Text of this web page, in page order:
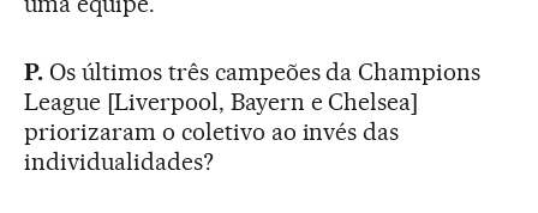
P.Os últimos três campeões da Champions
League [Liverpool, Bayern e Chelsea]
priorizaram o coletivo ao invés das
individualidades?